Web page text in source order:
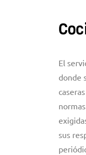
El
donde
sus